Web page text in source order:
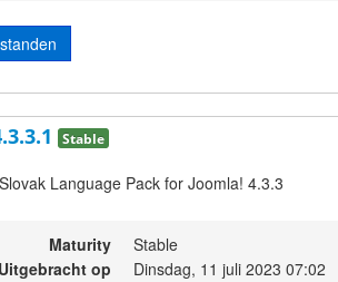
Stable
Language Pack for Joomla! 4.3.3
Maturity
Stable
Uitgebracht op
Dinsdag, 11 juli 2023 07:02